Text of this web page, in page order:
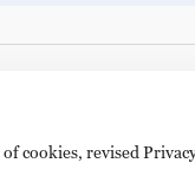
cookies, revised